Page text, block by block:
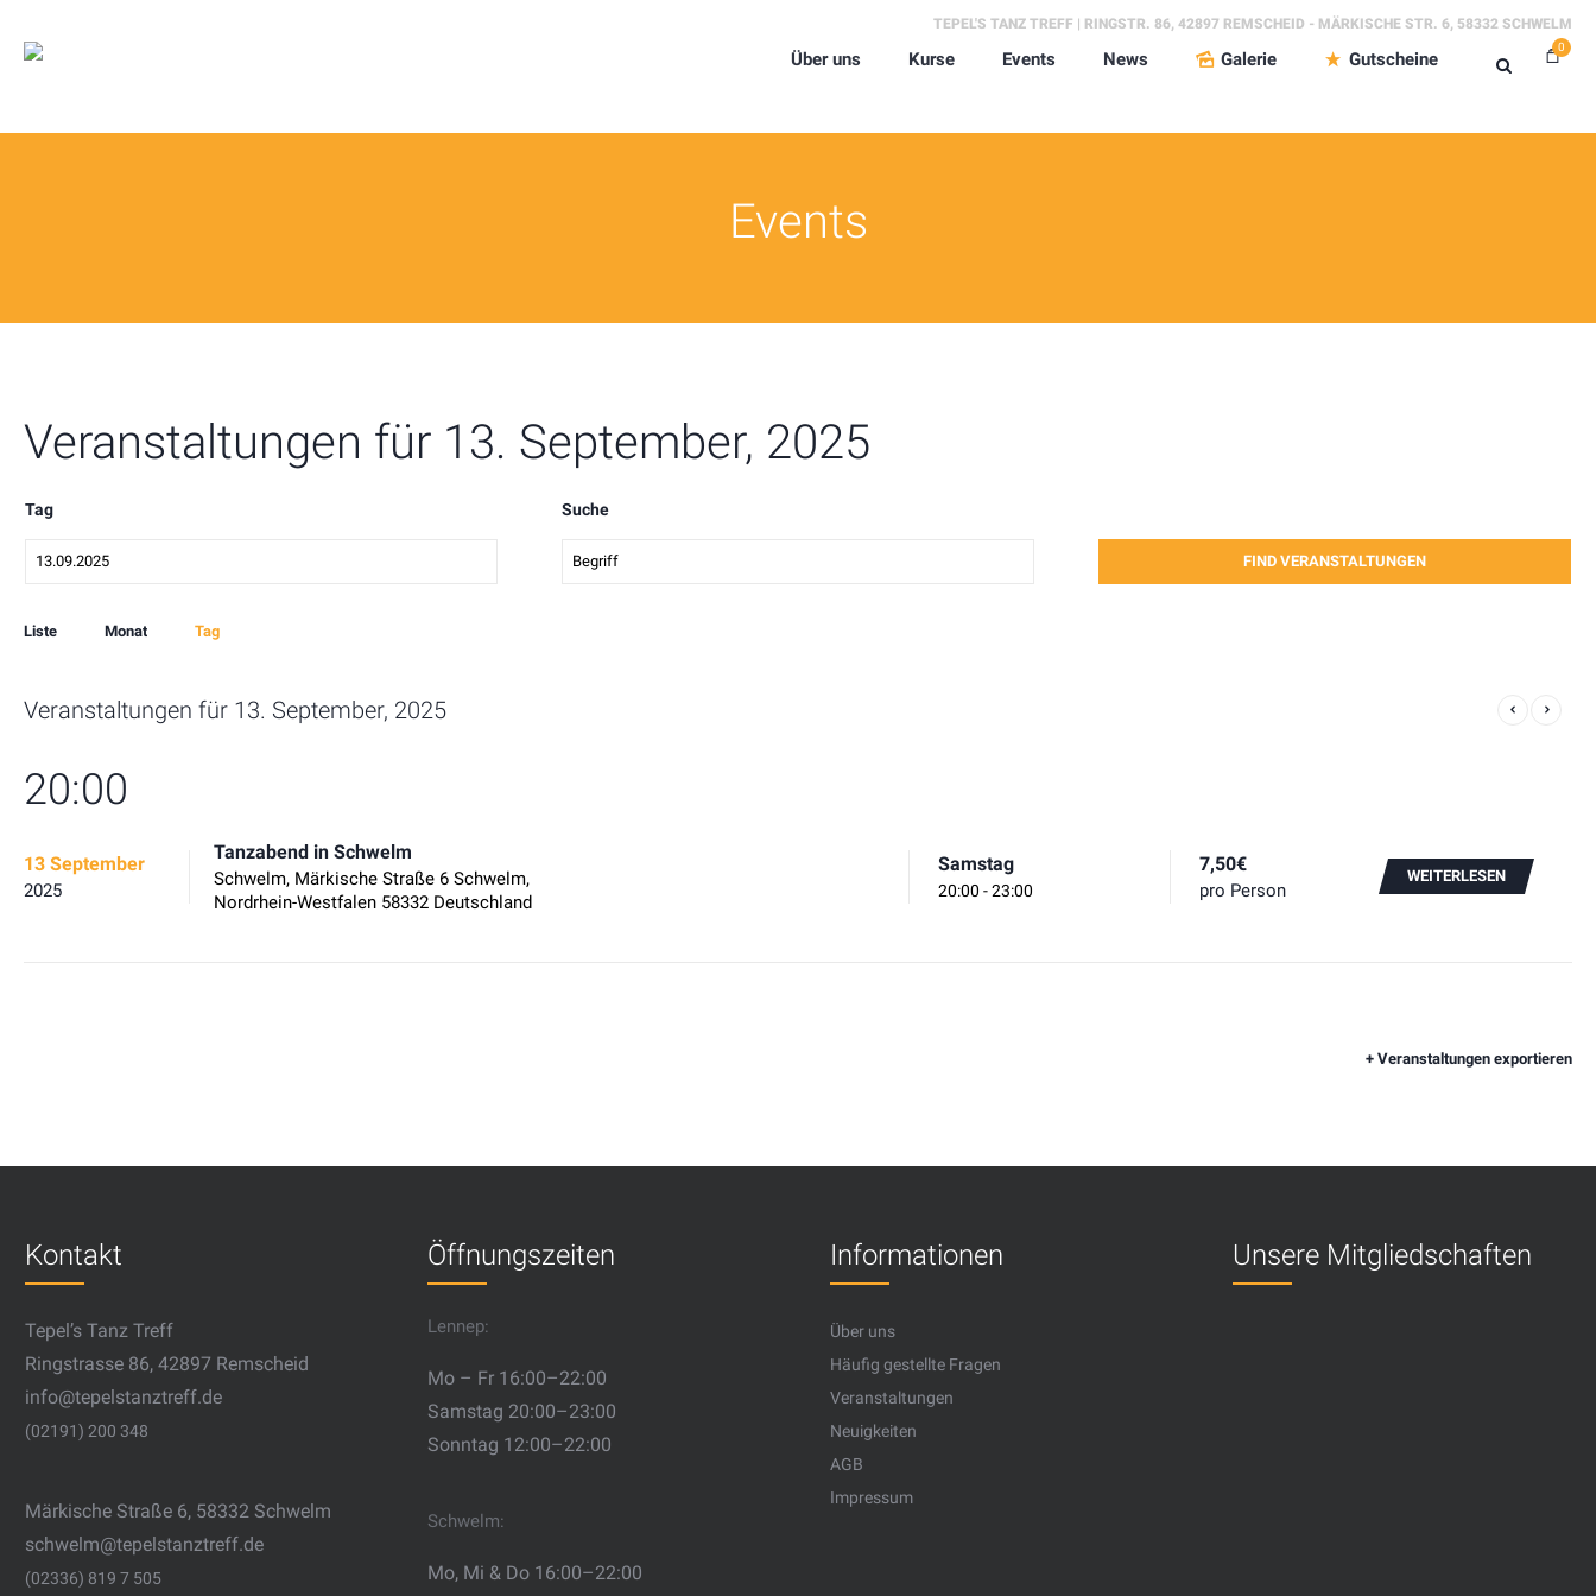
TEPEL'S TANZ TREFF | RINGSTR. 86, 42897 REMSCHEID - MÄRKISCHE STR. 6, 58332 SCHWELM
0
Über uns Kurse Events News Galerie Gutscheine
Events
Veranstaltungen für 13. September, 2025
Tag Suche
Event
Navigation
Liste Monat Tag
Veranstaltungen für 13. September, 2025
20:00
13 September
2025
Tanzabend in Schwelm
Schwelm, Märkische Straße 6 Schwelm,
Nordrhein-Westfalen 58332 Deutschland
Samstag
20:00 - 23:00
7,50€
pro Person
WEITERLESEN
+ Veranstaltungen exportieren
Kontakt
Tepel’s Tanz Treff
Ringstrasse 86, 42897 Remscheid
info@tepelstanztreff.de
(02191) 200 348
Märkische Straße 6, 58332 Schwelm
schwelm@tepelstanztreff.de
(02336) 819 7 505
Öffnungszeiten
Lennep:
Mo – Fr 16:00–22:00
Samstag 20:00–23:00
Sonntag 12:00–22:00
Schwelm:
Mo, Mi & Do 16:00–22:00
Informationen
Über uns
Häufig gestellte Fragen
Veranstaltungen
Neuigkeiten
AGB
Impressum
Unsere Mitgliedschaften